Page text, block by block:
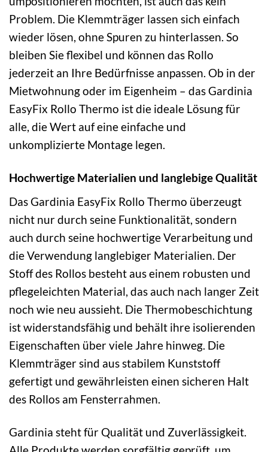
Problem. Die Klemmträger lassen sich einfach
wieder lösen, ohne Spuren zu hinterlassen. So
bleiben Sie flexibel und können das Rollo
jederzeit an Ihre Bedürfnisse anpassen. Ob in der
Mietwohnung oder im Eigenheim – das Gardinia
EasyFix Rollo Thermo ist die ideale Lösung für
alle, die Wert auf eine einfache und
unkomplizierte Montage legen.
Hochwertige Materialien und langlebige Qualität
Das Gardinia EasyFix Rollo Thermo überzeugt
nicht nur durch seine Funktionalität, sondern
auch durch seine hochwertige Verarbeitung und
die Verwendung langlebiger Materialien. Der
Stoff des Rollos besteht aus einem robusten und
pflegeleichten Material, das auch nach langer Zeit
noch wie neu aussieht. Die Thermobeschichtung
ist widerstandsfähig und behält ihre isolierenden
Eigenschaften über viele Jahre hinweg. Die
Klemmträger sind aus stabilem Kunststoff
gefertigt und gewährleisten einen sicheren Halt
des Rollos am Fensterrahmen.
Gardinia steht für Qualität und Zuverlässigkeit.